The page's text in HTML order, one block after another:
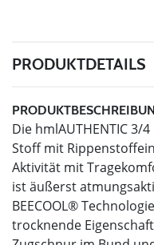
PRODUKTDETAILS
Die hmlAUTHENTIC 3/
Stoff mit
Aktivität mit
ist äußerst
BEECOOL®
trocknende